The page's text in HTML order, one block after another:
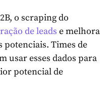
o scraping do
de leads e melhora
potenciais. Times de
usar esses dados para
potencial de